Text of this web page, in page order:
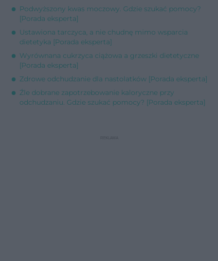
Podwyższony kwas moczowy. Gdzie szukać pomocy?
[Porada eksperta]
Ustawiona tarczyca, a nie chudnę mimo wsparcia
dietetyka [Porada eksperta]
Wyrównana cukrzyca ciążowa a grzeszki dietetyczne
[Porada eksperta]
Zdrowe odchudzanie dla nastolatków [Porada eksperta]
Źle dobrane zapotrzebowanie kaloryczne przy
odchudzaniu. Gdzie szukać pomocy? [Porada eksperta]